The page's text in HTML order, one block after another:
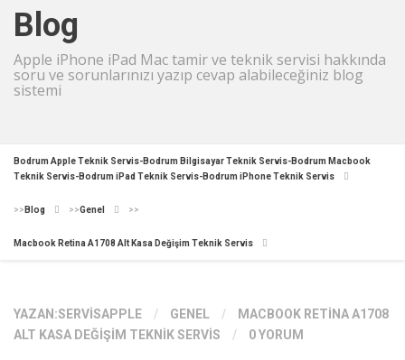
Blog
Apple iPhone iPad Mac tamir ve teknik servisi hakkında
soru ve sorunlarınızı yazıp cevap alabileceğiniz blog
sistemi
Bodrum Apple Teknik Servis-Bodrum Bilgisayar Teknik Servis-Bodrum Macbook
Teknik Servis-Bodrum iPad Teknik Servis-Bodrum iPhone Teknik Servis
>> Blog >>Genel >>
Macbook Retina A1708 Alt Kasa Değişim Teknik Servis
YAZAN:SERVISAPPLE / GENEL /
MACBOOK RETINA A1708
ALT KASA DEĞIŞIM TEKNIK SERVIS
/ 0 YORUM